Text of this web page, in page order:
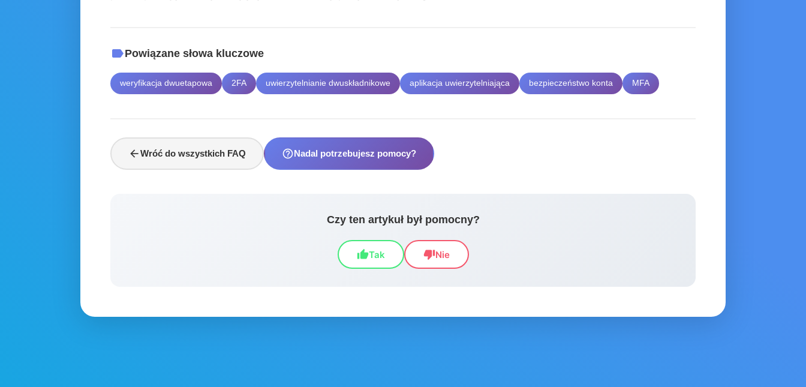
labelPowiązane słowa kluczowe
weryfikacja dwuetapowa 2FA uwierzytelnianie dwuskładnikowe aplikacja uwierzytelniająca bezpieczeństwo konta MFA
arrow_backWróć do wszystkich FAQ help_outlineNadal potrzebujesz pomocy?
Czy ten artykuł był pomocny?
thumb_upTak thumb_downNie